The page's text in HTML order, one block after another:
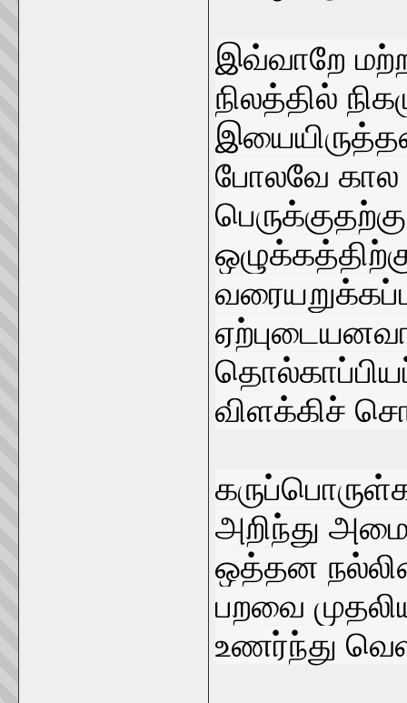
இவ்வாறே
நிலத்தில்
போலவே கால
விளக்கிச்
அறிந்து
ஒத்தன
பறவை
உணர்ந்து